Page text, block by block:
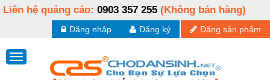
Liên hệ quảng cáo: 0903 357 255 (Không bán hàng)
Đăng sản phẩm
Đăng ký
Đăng nhập